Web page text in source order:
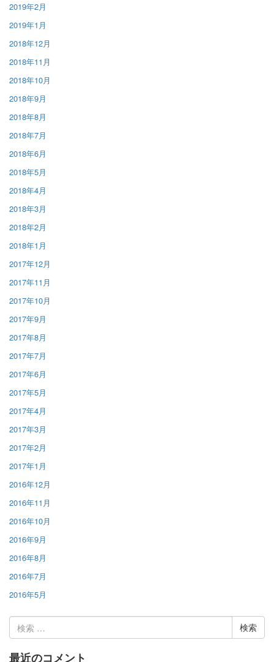
2019年2月
2019年1月
2018年12月
2018年11月
2018年10月
2018年9月
2018年8月
2018年7月
2018年6月
2018年5月
2018年4月
2018年3月
2018年2月
2018年1月
2017年12月
2017年11月
2017年10月
2017年9月
2017年8月
2017年7月
2017年6月
2017年5月
2017年4月
2017年3月
2017年2月
2017年1月
2016年12月
2016年11月
2016年10月
2016年9月
2016年8月
2016年7月
2016年5月
索:
最近のコメント